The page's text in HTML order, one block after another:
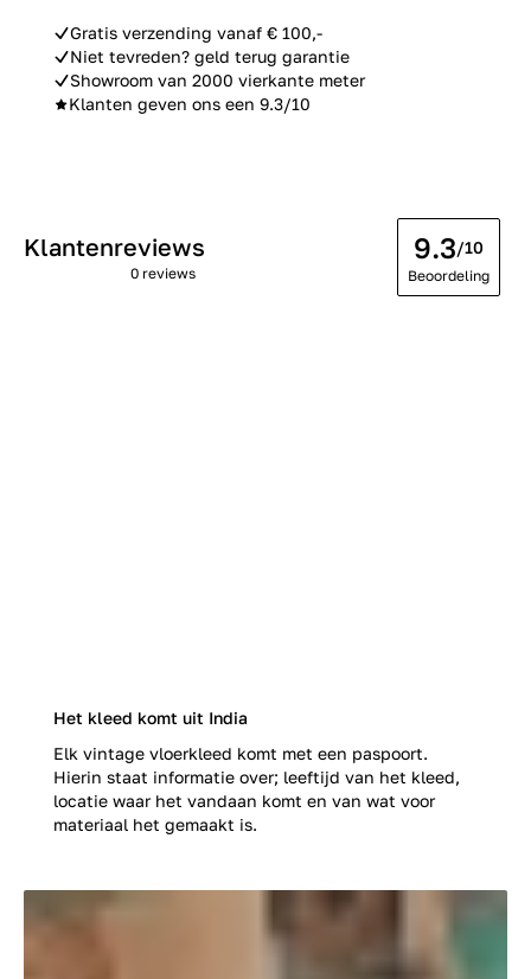
Gratis verzending vanaf € 100,-
Niet tevreden? geld terug garantie
Showroom van 2000 vierkante meter
Klanten geven ons een 9.3/10
Het kleed komt uit India
Elk vintage vloerkleed komt met een paspoort.
Hierin staat informatie over; leeftijd van het kleed,
locatie waar het vandaan komt en van wat voor
materiaal het gemaakt is.
Klantenreviews
0 reviews
9.3/10
Beoordeling